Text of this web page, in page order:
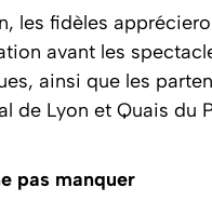
les fidèles
avant les
ainsi que les
de Lyon et Quais du
pas manquer